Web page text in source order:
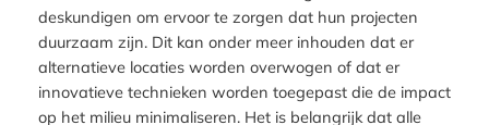
deskundigen om ervoor te zorgen dat hun projecten
duurzaam zijn. Dit kan onder meer inhouden dat er
alternatieve locaties worden overwogen of dat er
innovatieve technieken worden toegepast die de impact
op het milieu minimaliseren. Het is belangrijk dat alle